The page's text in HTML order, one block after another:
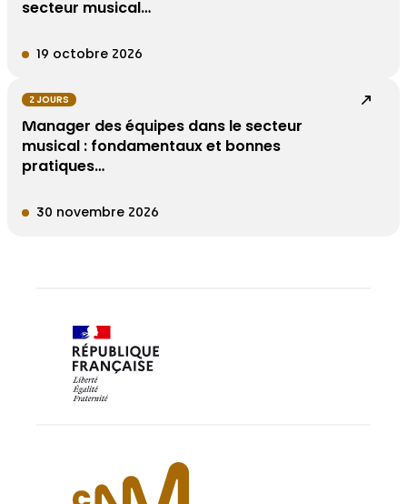
secteur musical…
19 octobre 2026
2 JOURS
Manager des équipes dans le secteur
musical : fondamentaux et bonnes
pratiques…
30 novembre 2026